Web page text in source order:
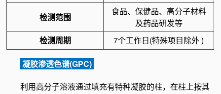
检测范围
食品、保健品、高分子材料
及药品研发等
检测周期
7个工作日(特殊项目除外 )
凝胶渗透色谱(GPC)
利用高分子溶液通过填充有特种凝胶的柱，在柱上按其